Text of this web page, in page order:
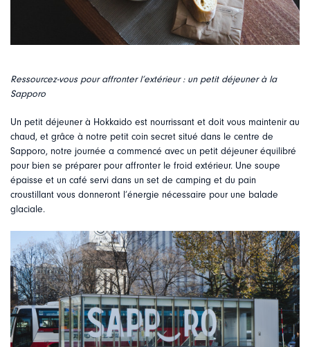
Ressourcez-vous pour affronter l’extérieur : un petit déjeuner à la
Sapporo
Un petit déjeuner à Hokkaido est nourrissant et doit vous maintenir au
chaud, et grâce à notre petit coin secret situé dans le centre de
Sapporo, notre journée a commencé avec un petit déjeuner équilibré
pour bien se préparer pour affronter le froid extérieur. Une soupe
épaisse et un café servi dans un set de camping et du pain
croustillant vous donneront l’énergie nécessaire pour une balade
glaciale.